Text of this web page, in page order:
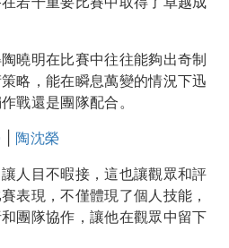
曉明在比賽中往往能夠出奇制
略，能在瞬息萬變的情況下迅
戰還是團隊配合。
陶沈榮
人目不暇接，這也讓觀眾和評
表現，不僅體現了個人技能，
團隊協作，讓他在觀眾中留下